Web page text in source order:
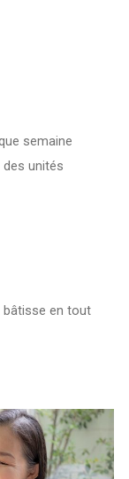
semaine
des unités
bâtisse en tout